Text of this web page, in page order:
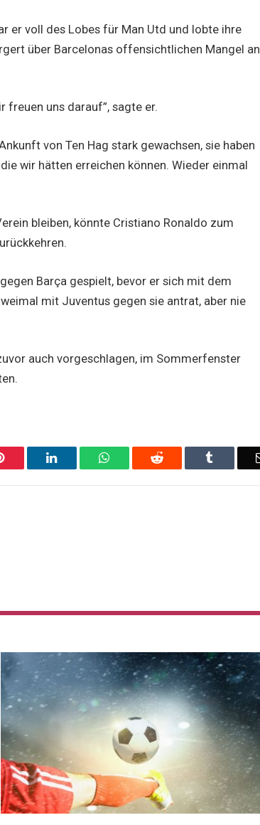
er voll des Lobes für Man Utd und lobte ihre
über Barcelonas offensichtlichen Mangel an
freuen uns darauf”, sagte er.
von Ten Hag stark gewachsen, sie haben
wir hätten erreichen können. Wieder einmal
bleiben, könnte Cristiano Ronaldo zum
Barça gespielt, bevor er sich mit dem
mit Juventus gegen sie antrat, aber nie
auch vorgeschlagen, im Sommerfenster
Pinterest LinkedIn WhatsAppReddit